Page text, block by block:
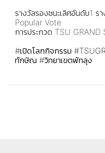
รางวัลรองชนะเลิศอันดับ1 ร
Popular Vote
การประกวด TSU GRAND
#เปิดโลกกิจกรรม
ทักษิณ #วิทยาเขตพัทลุง